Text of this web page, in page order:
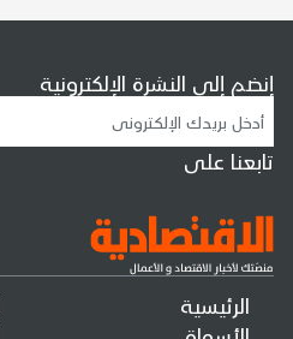
الرئيسية
إنضم إلى النشرة الإلكترونية
تابعنا على